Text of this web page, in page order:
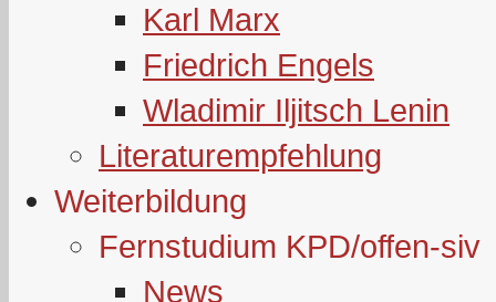
Karl Marx
Friedrich Engels
Wladimir Iljitsch Lenin
Literaturempfehlung
Weiterbildung
Fernstudium KPD/offen-siv
News